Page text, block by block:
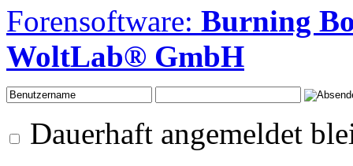
Forensoftware: Burning
WoltLab® GmbH
Dauerhaft angemeldet